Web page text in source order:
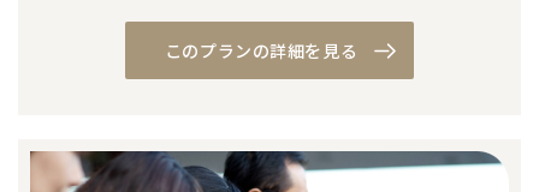
このプランの詳細を見る